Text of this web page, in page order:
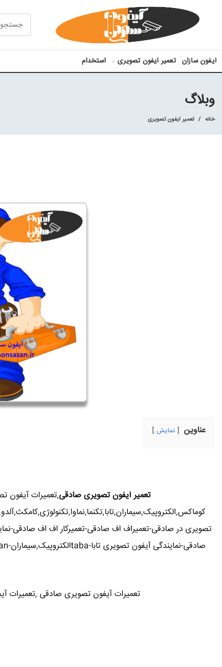
آیفون سازان تعمیر آیفون تصویری استخدام
وبلاگ
خانه تعمیر آیفون تصویری
عناوین نمایش
تعمیر آیفون تصویری صادقی,تعمیرات آیفون
تصویری در صادقی-تعمیراف اف صادقی-تعمیرکار اف اف صادقی-
صادقی-نمایندگی آیفون تصویری تابا-tabaالکتروپیک,سیماران-simaran-کوماکس commax-کامکس camax-سوزوکی suzuki-آلدو ALDO در صادقی-تعمیرات آیفون تصویری خیابان و محله صادقی
تعمیرات آیفون تصویری صادقی ,تعمیرات